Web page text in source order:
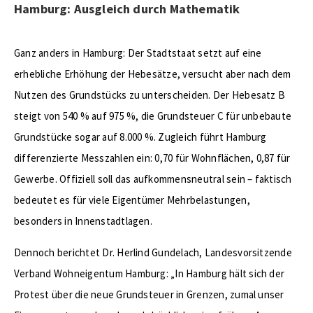
Hamburg: Ausgleich durch Mathematik
Ganz anders in Hamburg: Der Stadtstaat setzt auf eine
erhebliche Erhöhung der Hebesätze, versucht aber nach dem
Nutzen des Grundstücks zu unterscheiden. Der Hebesatz B
steigt von 540 % auf 975 %, die Grundsteuer C für unbebaute
Grundstücke sogar auf 8.000 %. Zugleich führt Hamburg
differenzierte Messzahlen ein: 0,70 für Wohnflächen, 0,87 für
Gewerbe. Offiziell soll das aufkommensneutral sein – faktisch
bedeutet es für viele Eigentümer Mehrbelastungen,
besonders in Innenstadtlagen.
Dennoch berichtet Dr. Herlind Gundelach, Landesvorsitzende
Verband Wohneigentum Hamburg: „In Hamburg hält sich der
Protest über die neue Grundsteuer in Grenzen, zumal unser